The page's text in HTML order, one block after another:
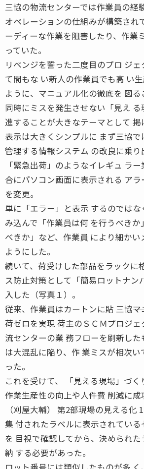
三協の物流センターでは作業員の経
オペレーションの仕組みが構築され
ーディーな作業を阻害したり、作業
っていた。
リベンジを誓った二度目のプロ ジ
て間もな い新人の作業員でも高 い
ように、マニュアル化の徹底を 図る
同時にミスを発生させない「見え
進することが大きなテーマとして 掲
表示は大きくシンプルに まず三協
管理する情報システム の改良に乗り
「緊急出荷」のようなイレギュ ラ
合にパソコン画面に表示される ア
を変更。
単に「エラー」と表示 するのでは
み込んで「作業員は何 を行うべき
べきか」など、作業員 により細かい
ようにした。
続いて、荷受けした部品をラックに
ス防止対策として「簡易ロットナン
入した（写真１）。
従来、作業員はカートンに貼 三協――
荷ゼロを実現 荷主のＳＣＭプロジ
流センターの業 務フローを刷新し
は大混乱に陥り、作 業ミスが相次
った。
これを受けて、 「見える現場」づく
作業生産性の向上や人件費 削減に成
（刈屋大輔） 第2部現場の見える化
集 付されたラベルに表示されてい
を 目視で確認してから、決められ
納 する必要があった。